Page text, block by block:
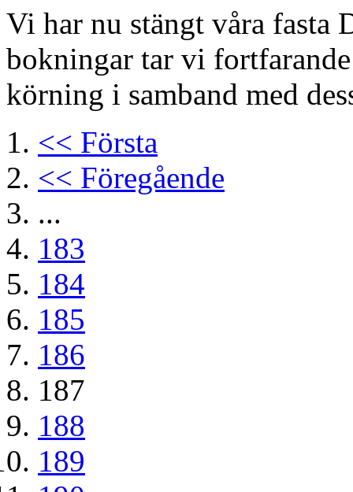
Vi har nu stängt våra fasta
bokningar tar vi
körning i samband med
<< Första
<< Föregående
...
183
184
185
186
187
188
189